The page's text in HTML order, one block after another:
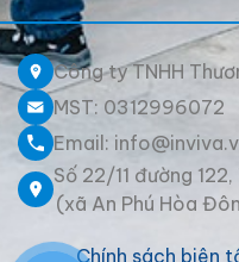
Công ty TNHH
MST: 0312996072
Email:
Số 22/11 đường
(xã An Phú Hòa
Chính sách biên